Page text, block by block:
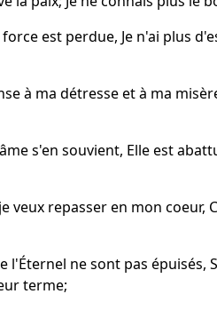
est perdue, Je n'ai plus
à ma détresse et à ma
s'en souvient, Elle est
veux repasser en mon coeur,
l'Éternel ne sont pas épuisés,
terme;